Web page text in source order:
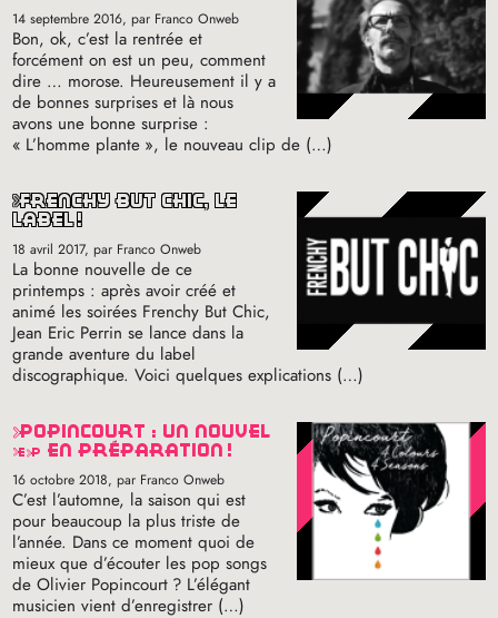
14 septembre 2016, par Franco Onweb
Bon, ok, c’est la rentrée et
forcément on est un peu, comment
dire … morose. Heureusement il y a
de bonnes surprises et là nous
avons une bonne surprise :
« L’homme plante », le nouveau clip de (…)
frenchy but chic, le
label !
18 avril 2017, par Franco Onweb
La bonne nouvelle de ce
printemps : après avoir créé et
animé les soirées Frenchy But Chic,
Jean Eric Perrin se lance dans la
grande aventure du label
discographique. Voici quelques explications (…)
popincourt : un nouvel
ep en préparation !
16 octobre 2018, par Franco Onweb
C’est l’automne, la saison qui est
pour beaucoup la plus triste de
l’année. Dans ce moment quoi de
mieux que d’écouter les pop songs
de Olivier Popincourt ? L’élégant
musicien vient d’enregistrer (…)